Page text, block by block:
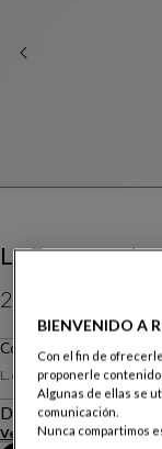
La Femme -
290 €
Precio sin entrega, válido en
Cojin
L. 65 X A. 65 X P. 65 Cm
Descripción
Ver más
BIENVENIDO A
Con el fin de
proponerle
Algunas de ellas se
comunicación.
Nunca compartimos